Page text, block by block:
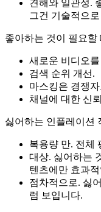
견해와 일관성.
그건 기술적으
좋아하는 것이 필요할
새로운 비디오
검색 순위 개선.
마스킹은 경쟁
채널에 대한 신
싫어하는 인플레이션
복용량 만. 전체
대상. 싫어하는
텐츠에만 효과
점차적으로. 싫
럼 보입니다.